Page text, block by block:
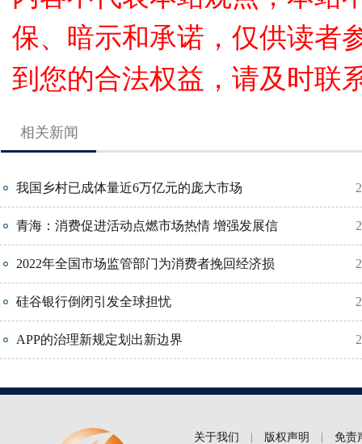
保、暗示和承诺，仅供读者
到您的合法权益，请及时联
相关新闻
我国乡村已成体量近6万亿元的庞大市场
青海：消费促进活动点燃市场热情 增强发展信
2022年全国市场监管部门为消费者挽回经济损
硅谷银行倒闭引发全球担忧
APP的治理新规定划出新边界
关于我们 版权声明 免责